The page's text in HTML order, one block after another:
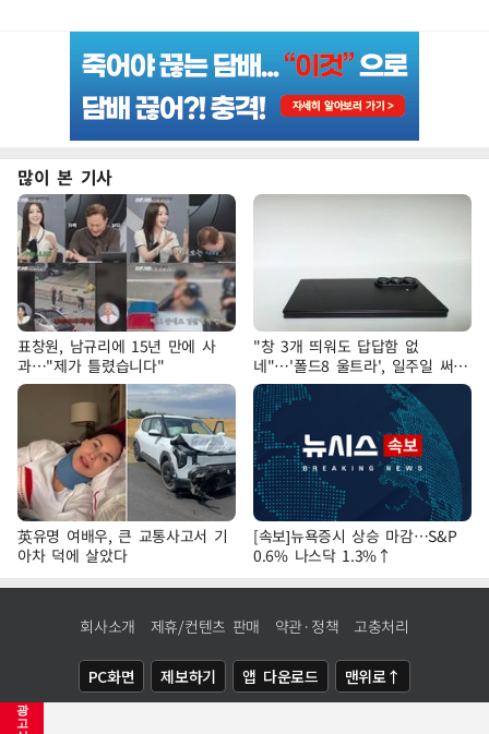
광
고
많이 본 기사
표창원, 남규리에 15년 만에 사
과…"제가 틀렸습니다"
"창 3개 띄워도 답답함 없
네"…'폴드8 울트라', 일주일 써보
니
英유명 여배우, 큰 교통사고서 기
아차 덕에 살았다
[속보]뉴욕증시 상승 마감…S&P
0.6% 나스닥 1.3%↑
회사소개 제휴/컨텐츠 판매 약관·정책 고충처리
PC화면 제보하기 앱 다운로드 맨위로↑